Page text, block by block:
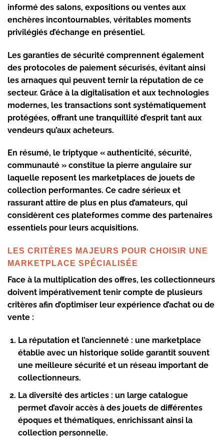
informé des salons, expositions ou ventes aux
enchères incontournables, véritables moments
privilégiés d’échange en présentiel.
Les garanties de sécurité comprennent également
des protocoles de paiement sécurisés, évitant ainsi
les arnaques qui peuvent ternir la réputation de ce
secteur. Grâce à la digitalisation et aux technologies
modernes, les transactions sont systématiquement
protégées, offrant une tranquillité d’esprit tant aux
vendeurs qu’aux acheteurs.
En résumé, le triptyque « authenticité, sécurité,
communauté » constitue la pierre angulaire sur
laquelle reposent les marketplaces de jouets de
collection performantes. Ce cadre sérieux et
rassurant attire de plus en plus d’amateurs, qui
considèrent ces plateformes comme des partenaires
essentiels pour leurs acquisitions.
LES CRITÈRES MAJEURS POUR CHOISIR UNE
MARKETPLACE SPÉCIALISÉE
Face à la multiplication des offres, les collectionneurs
doivent impérativement tenir compte de plusieurs
critères afin d’optimiser leur expérience d’achat ou de
vente :
La réputation et l’ancienneté : une marketplace
établie avec un historique solide garantit souvent
une meilleure sécurité et un réseau important de
collectionneurs.
La diversité des articles : un large catalogue
permet d’avoir accès à des jouets de différentes
époques et thématiques, enrichissant ainsi la
collection personnelle.